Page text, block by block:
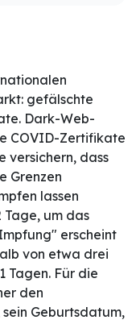
gefälschte
Dark-Web-
COVID-Zertifikate
versichern, dass
Grenzen
lassen
Tage, um das
erscheint
von etwa drei
Tagen. Für die
den
Geburtsdatum,